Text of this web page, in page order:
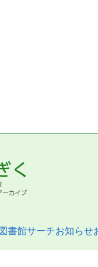
書館サーチお知らせ